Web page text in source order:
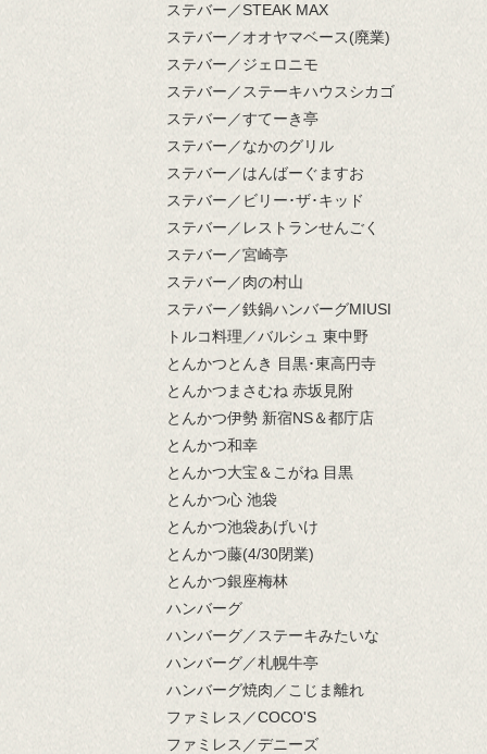
ステバー／STEAK MAX
ステバー／オオヤマベース(廃業)
ステバー／ジェロニモ
ステバー／ステーキハウスシカゴ
ステバー／すてーき亭
ステバー／なかのグリル
ステバー／はんばーぐますお
ステバー／ビリー･ザ･キッド
ステバー／レストランせんごく
ステバー／宮崎亭
ステバー／肉の村山
ステバー／鉄鍋ハンバーグMIUSI
トルコ料理／バルシュ 東中野
とんかつとんき 目黒･東高円寺
とんかつまさむね 赤坂見附
とんかつ伊勢 新宿NS＆都庁店
とんかつ和幸
とんかつ大宝＆こがね 目黒
とんかつ心 池袋
とんかつ池袋あげいけ
とんかつ藤(4/30閉業)
とんかつ銀座梅林
ハンバーグ
ハンバーグ／ステーキみたいな
ハンバーグ／札幌牛亭
ハンバーグ焼肉／こじま離れ
ファミレス／COCO'S
ファミレス／デニーズ